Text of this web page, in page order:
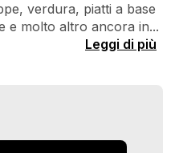
verdura, piatti a base
e molto altro ancora in...
Leggi di più